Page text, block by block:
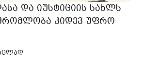
და იუსტიციის სახლს
კიდევ უფრო